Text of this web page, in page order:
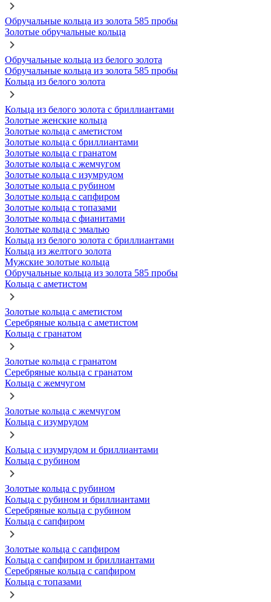
Обручальные кольца из золота 585 пробы
Золотые обручальные кольца
Обручальные кольца из белого золота
Обручальные кольца из золота 585 пробы
Кольца из белого золота
Кольца из белого золота с бриллиантами
Золотые женские кольца
Золотые кольца с аметистом
Золотые кольца с бриллиантами
Золотые кольца с гранатом
Золотые кольца с жемчугом
Золотые кольца с изумрудом
Золотые кольца с рубином
Золотые кольца с сапфиром
Золотые кольца с топазами
Золотые кольца с фианитами
Золотые кольца с эмалью
Кольца из белого золота с бриллиантами
Кольца из желтого золота
Мужские золотые кольца
Обручальные кольца из золота 585 пробы
Кольца с аметистом
Золотые кольца с аметистом
Серебряные кольца с аметистом
Кольца с гранатом
Золотые кольца с гранатом
Серебряные кольца с гранатом
Кольца с жемчугом
Золотые кольца с жемчугом
Кольца с изумрудом
Кольца с изумрудом и бриллиантами
Кольца с рубином
Золотые кольца с рубином
Кольца с рубином и бриллиантами
Серебряные кольца с рубином
Кольца с сапфиром
Золотые кольца с сапфиром
Кольца с сапфиром и бриллиантами
Серебряные кольца с сапфиром
Кольца с топазами